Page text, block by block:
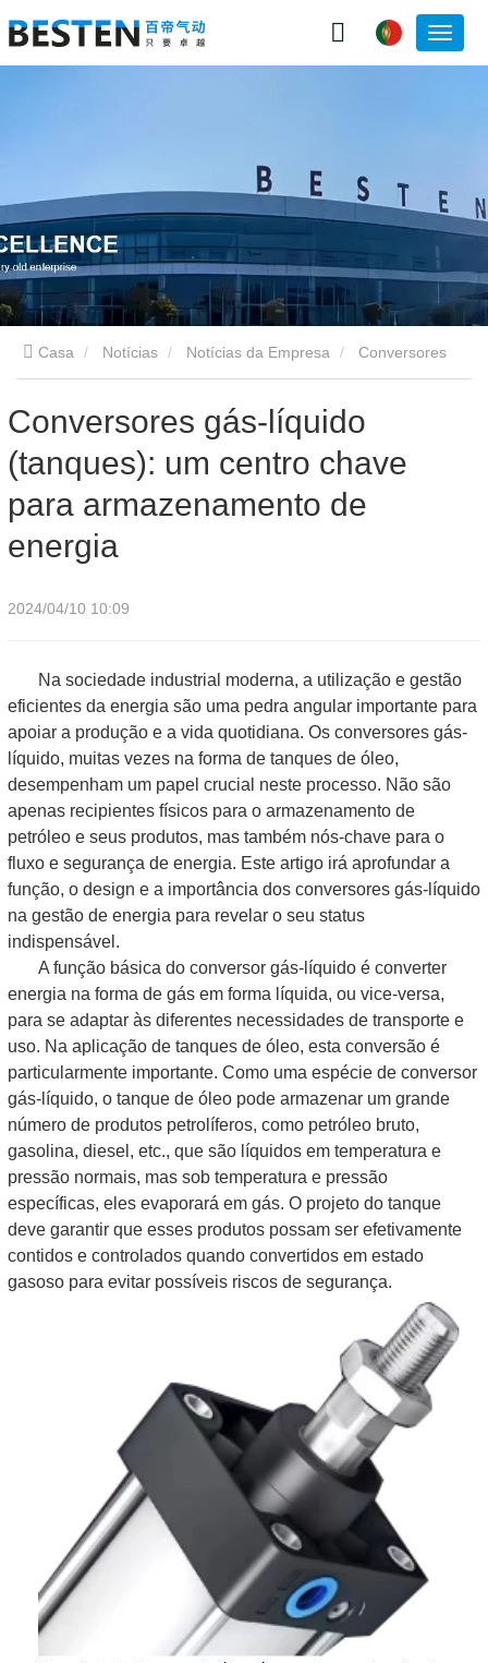
Casa Notícias Notícias da Empresa
gás-líquido (tanques): um centro chave para armazenamento
de energia
Conversores gás-líquido
(tanques): um centro chave
para armazenamento de
energia
2024/04/10 10:09
Na sociedade industrial moderna, a utilização e gestão
eficientes da energia são uma pedra angular importante para
apoiar a produção e a vida quotidiana. Os conversores gás-
líquido, muitas vezes na forma de tanques de óleo,
desempenham um papel crucial neste processo. Não são
apenas recipientes físicos para o armazenamento de
petróleo e seus produtos, mas também nós-chave para o
fluxo e segurança de energia. Este artigo irá aprofundar a
função, o design e a importância dos conversores gás-líquido
na gestão de energia para revelar o seu status
indispensável.
A função básica do conversor gás-líquido é converter
energia na forma de gás em forma líquida, ou vice-versa,
para se adaptar às diferentes necessidades de transporte e
uso. Na aplicação de tanques de óleo, esta conversão é
particularmente importante. Como uma espécie de conversor
gás-líquido, o tanque de óleo pode armazenar um grande
número de produtos petrolíferos, como petróleo bruto,
gasolina, diesel, etc., que são líquidos em temperatura e
pressão normais, mas sob temperatura e pressão
específicas, eles evaporará em gás. O projeto do tanque
deve garantir que esses produtos possam ser efetivamente
contidos e controlados quando convertidos em estado
gasoso para evitar possíveis riscos de segurança.